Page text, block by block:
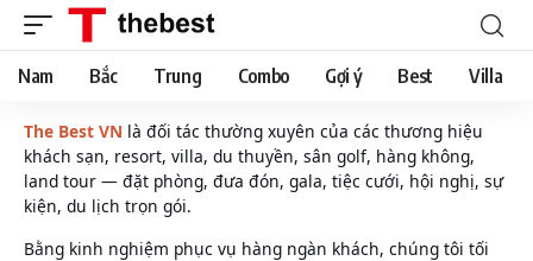
Nam Bắc Trung Combo Gợi ý Best Villa
The Best VN là đối tác thường xuyên của các thương hiệu
khách sạn, resort, villa, du thuyền, sân golf, hàng không,
land tour — đặt phòng, đưa đón, gala, tiệc cưới, hội nghị, sự
kiện, du lịch trọn gói.
Bằng kinh nghiệm phục vụ hàng ngàn khách, chúng tôi tối